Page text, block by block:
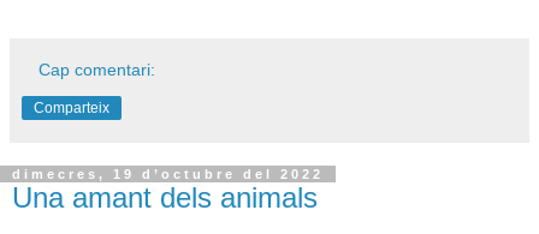
Cap comentari:
Comparteix
dimecres, 19 d’octubre del 2022
Una amant dels animals